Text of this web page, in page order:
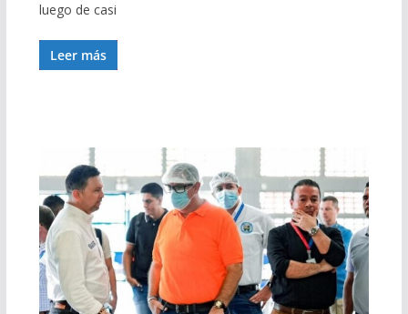
luego de casi
Leer más